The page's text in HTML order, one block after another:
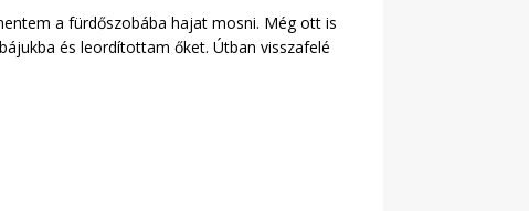
a fürdőszobába hajat mosni. Még ott is
és leordítottam őket. Útban visszafelé